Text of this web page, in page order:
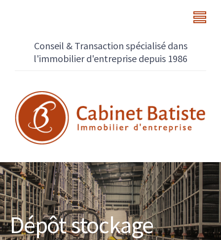
Conseil & Transaction spécialisé dans
l'immobilier d'entreprise depuis 1986
Dépôt stockage